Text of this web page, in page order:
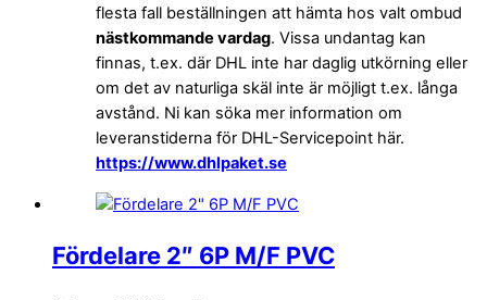
flesta fall beställningen att hämta hos valt ombud
nästkommande vardag. Vissa undantag kan
finnas, t.ex. där DHL inte har daglig utkörning eller
om det av naturliga skäl inte är möjligt t.ex. långa
avstånd. Ni kan söka mer information om
leveranstiderna för DHL-Servicepoint här.
https://www.dhlpaket.se
Fördelare 2″ 6P M/F PVC